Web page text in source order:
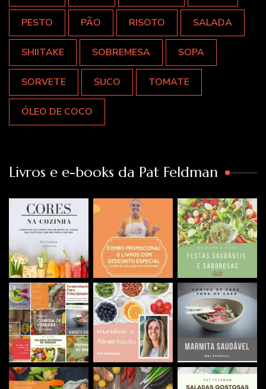
PESTO PÃO RISOTO SALADA
SHIITAKE SOBREMESA SOPA
SORVETE SUCO TOMATE
ÓLEO DE COCO
Livros e e-books da Pat Feldman